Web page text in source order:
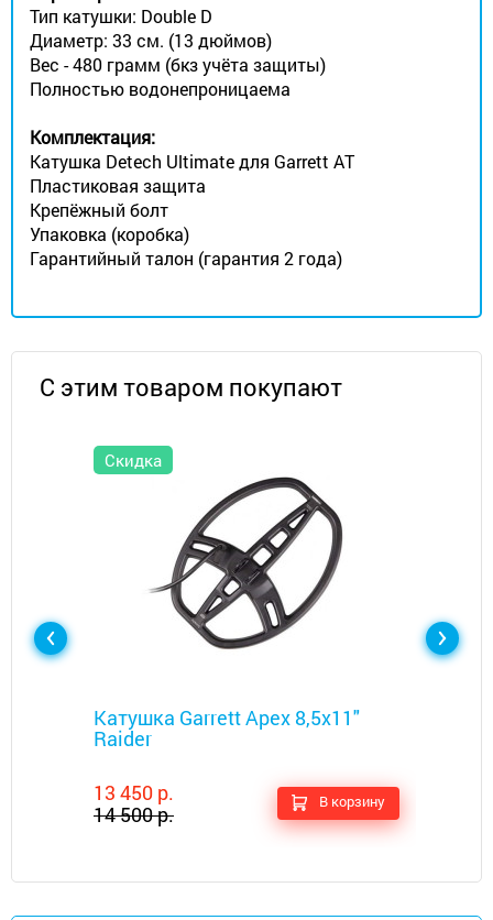
Тип катушки: Double D
Диаметр: 33 см. (13 дюймов)
Вес - 480 грамм (бкз учёта защиты)
Полностью водонепроницаема
Комплектация:
Катушка Detech Ultimate для Garrett AT
Пластиковая защита
Крепёжный болт
Упаковка (коробка)
Гарантийный талон (гарантия 2 года)
С этим товаром покупают
Скидка
Катушка Garrett Apex 8,5х11"
Raider
13 450 р.
14 500 р.
В корзину